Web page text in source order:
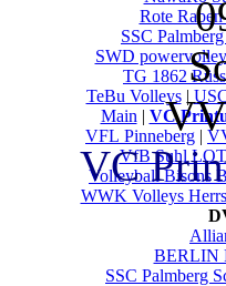
Rote
SSC
SWD
TG 1862
TeBu Volleys|
Main | VC
VFL Pinneberg |
VfB Suhl
Volleyball Bisons
WWK Volleys
BERLIN
SSC Palmberg
VC